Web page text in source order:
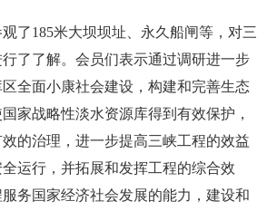
了185米大坝坝址、永久船闸等，对三
了了解。会员们表示通过调研进一步
全面小康社会建设，构建和完善生态
家战略性淡水资源库得到有效保护，
的治理，进一步提高三峡工程的效益
运行，并拓展和发挥工程的综合效
务国家经济社会发展的能力，建设和